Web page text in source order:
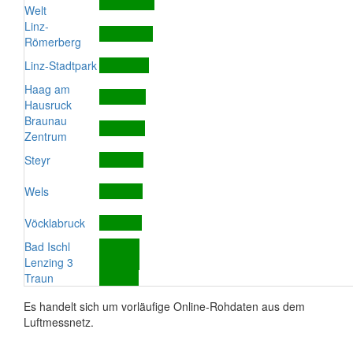
Welt
Linz-
Römerberg
Linz-Stadtpark
Haag am
Hausruck
Braunau
Zentrum
Steyr
Wels
Vöcklabruck
Bad Ischl
Lenzing 3
Traun
Es handelt sich um vorläufige Online-Rohdaten aus dem
Luftmessnetz.